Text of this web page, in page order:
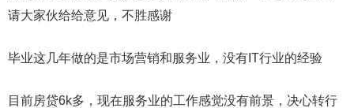
请大家伙给给意见，不胜感谢
毕业这几年做的是市场营销和服务业，没有IT行业的经验
目前房贷6k多，现在服务业的工作感觉没有前景，决心转行